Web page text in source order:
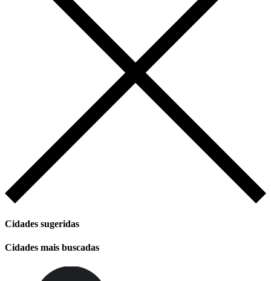
Cidades sugeridas
Cidades mais buscadas